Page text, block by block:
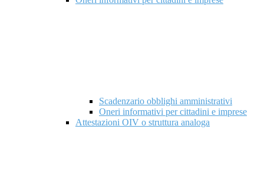
Scadenzario obblighi amministrativi
Oneri informativi per cittadini e imprese
Attestazioni OIV o struttura analoga